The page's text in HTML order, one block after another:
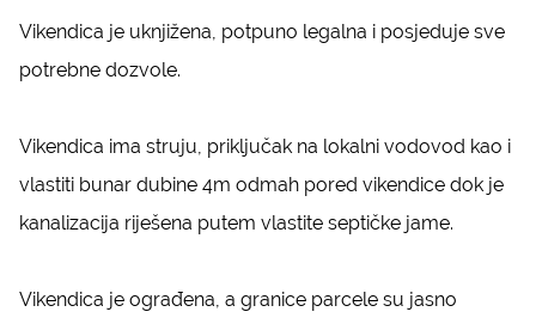
Vikendica je uknjižena, potpuno legalna i posjeduje sve
potrebne dozvole.
Vikendica ima struju, priključak na lokalni vodovod kao i
vlastiti bunar dubine 4m odmah pored vikendice dok je
kanalizacija riješena putem vlastite septičke jame.
Vikendica je ograđena, a granice parcele su jasno